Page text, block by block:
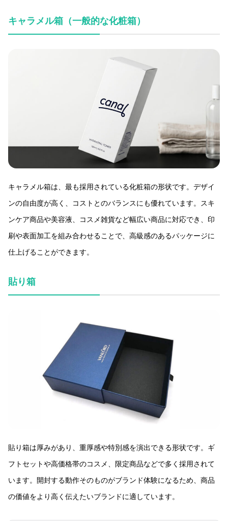
キャラメル箱（一般的な化粧箱）
キャラメル箱は、最も採用されている化粧箱の形状です。デザイ
ンの自由度が高く、コストとのバランスにも優れています。スキ
ンケア商品や美容液、コスメ雑貨など幅広い商品に対応でき、印
刷や表面加工を組み合わせることで、高級感のあるパッケージに
仕上げることができます。
貼り箱
貼り箱は厚みがあり、重厚感や特別感を演出できる形状です。ギ
フトセットや高価格帯のコスメ、限定商品などで多く採用されて
います。開封する動作そのものがブランド体験になるため、商品
の価値をより高く伝えたいブランドに適しています。